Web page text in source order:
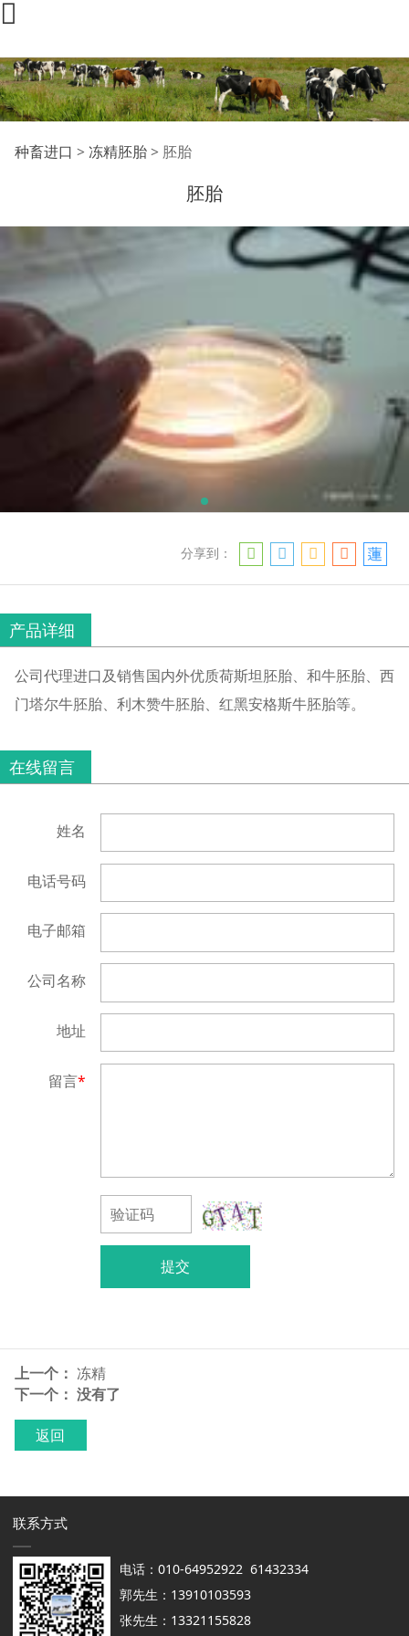
胚胎
种畜进口 > 冻精胚胎> 胚胎
胚胎
分享到：
产品详细
公司代理进口及销售国内外优质荷斯坦胚胎、和牛胚胎、西
门塔尔牛胚胎、利木赞牛胚胎、红黑安格斯牛胚胎等。
在线留言
姓名
电话号码
电子邮箱
公司名称
地址
留言*
提交
上一个： 冻精
下一个： 没有了
返回
联系方式
电话：010-64952922 61432334
郭先生：13910103593
张先生：13321155828